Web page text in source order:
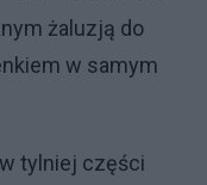
żaluzją do
w samym
tylniej części